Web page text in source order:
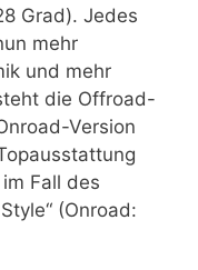
Grad). Jedes
mehr
und mehr
die Offroad-
Version
Fall des
(Onroad: